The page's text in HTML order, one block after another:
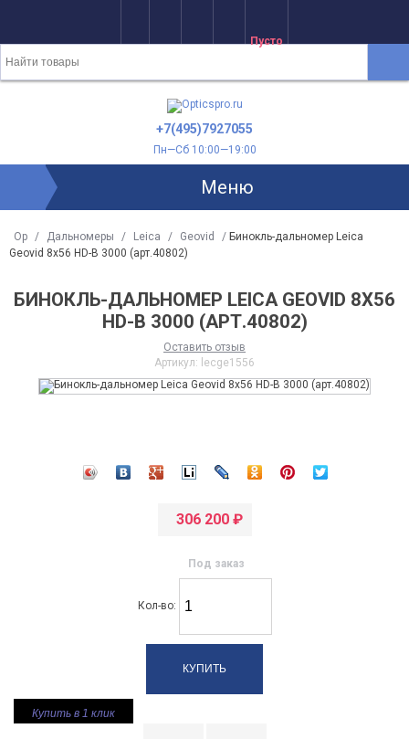
Пусто
+7(495)7927055
Пн—Сб 10:00—19:00
Меню
Op / Дальномеры / Leica / Geovid / Бинокль-дальномер Leica
Geovid 8x56 HD-B 3000 (арт.40802)
БИНОКЛЬ-ДАЛЬНОМЕР LEICA GEOVID 8X56
HD-B 3000 (АРТ.40802)
Оставить отзыв
Артикул: lecge1556
306 200 ₽
Под заказ
Кол-во:
Купить в 1 клик